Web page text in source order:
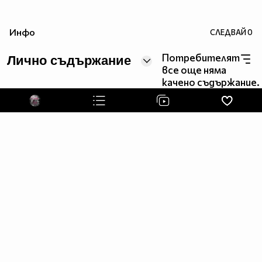
Инфо СЛЕДВАЙ0
Лично съдържание
Потребителят
все още няма
качено съдържание.